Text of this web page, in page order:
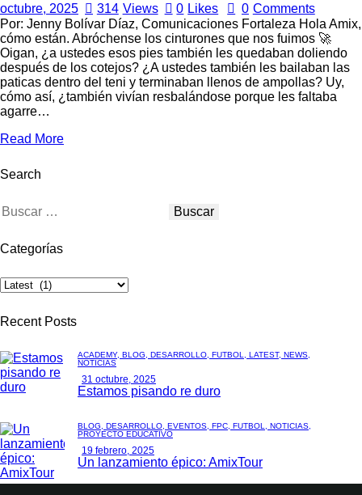
octubre, 2025
314 Views 0 Likes 0 Comments
Por: Jenny Bolívar Díaz, Comunicaciones Fortaleza Hola Amix,
cómo están. Abróchense los cinturones que nos fuimos 🚀
Oigan, ¿a ustedes esos pies también les quedaban doliendo
después de los cotejos? ¿A ustedes también les bailaban las
paticas dentro del teni y terminaban llenos de ampollas? Uy,
cómo así, ¿también vivían resbalándose porque les faltaba
agarre…
Read More
Search
Categorías
Recent Posts
ACADEMY, BLOG, DESARROLLO, FÚTBOL, LATEST, NEWS,
NOTICIAS
31 octubre, 2025
Estamos pisando re duro
BLOG, DESARROLLO, EVENTOS, FPC, FÚTBOL, NOTICIAS,
PROYECTO EDUCATIVO
19 febrero, 2025
Un lanzamiento épico: AmixTour